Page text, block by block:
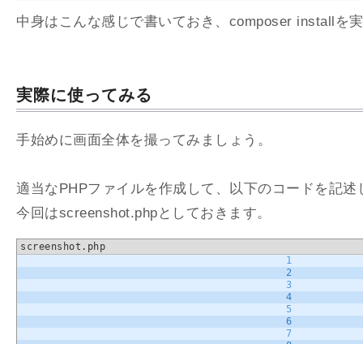
中身はこんな感じで書いておき、 composer install を
実際に使ってみる
手始めに画面全体を撮ってみましょう。
適当なPHPファイルを作成して、以下のコードを記述
今回はscreenshot.phpとしておきます。
screenshot.php
1
2
3
4
5
6
7